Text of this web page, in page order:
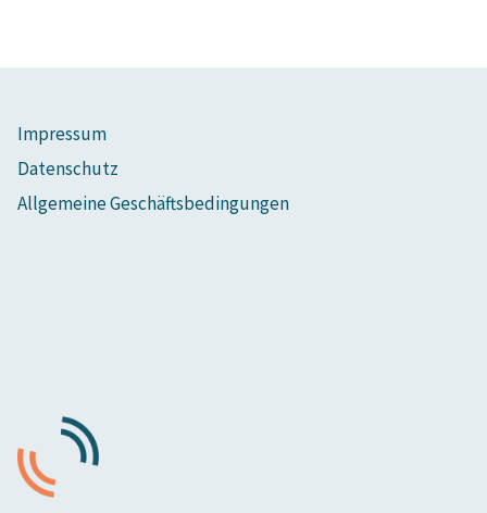
Impressum
Datenschutz
Allgemeine Geschäftsbedingungen